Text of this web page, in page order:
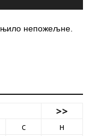
непожељне.
>>
с н